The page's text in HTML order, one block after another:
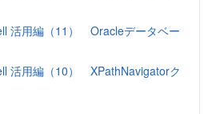
活用編（11） Oracleデータベー
活用編（10） XPathNavigatorク